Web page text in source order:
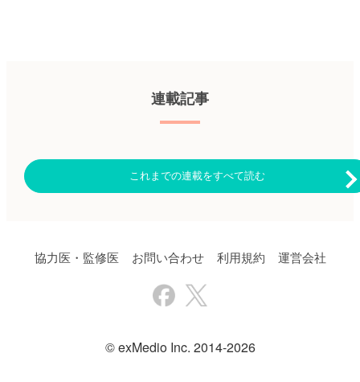
身体的および経済的制約を軽減
するための仕組みが求められる
ahead of
print]▶https://hpcr.jp/app/article/abstract/pubmed/39042880
血液内科 Pro（血液内科医限
ください。新規会員登録はこち
定）へ ※「血液内科 Pro」は血
液内科医専門のサービスとなっ
ら
ブ研究を実施した。解析対象
ェレーシスサンプルをノバルテ
ースラインパラメータと臨床ア
ウトカムとの関連を評価した。
奏効、毒性、生存の解析には、
全生存割合（OS）は82％、無
イベント生存割合（PFS）は
瘍量（骨髄中のリンパ芽球が
5％未満）であった患者は27例
認められた。 ・1年無イベント
生存割合（EFS）は、低腫瘍量
数の節外病変、化学療法抵抗
再発死亡率が高かった。再発/
病勢進行の割合は、同程度であ
PS2以上または複数の節外病変
を有する患者では、PFSは同等
allo-HSCT群：PFS 2.0ヵ月（p＝
PFS 2.0ヵ月（p＝0.018） 【PS2
連載記事
これまでの連載をすべて読む
© exMedio Inc. 2014-2026
協力医・監修医 お問い合わせ 利用規約 運営会社